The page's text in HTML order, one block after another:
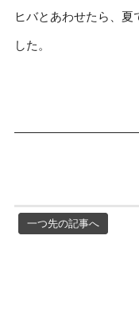
ヒバとあわせたら、夏
した。
一つ先の記事へ